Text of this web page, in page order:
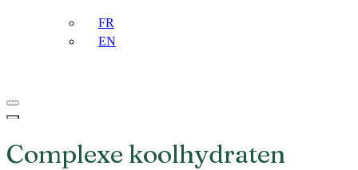
FR
EN
Navigatie
Menu
Navigatie
Complexe koolhydraten